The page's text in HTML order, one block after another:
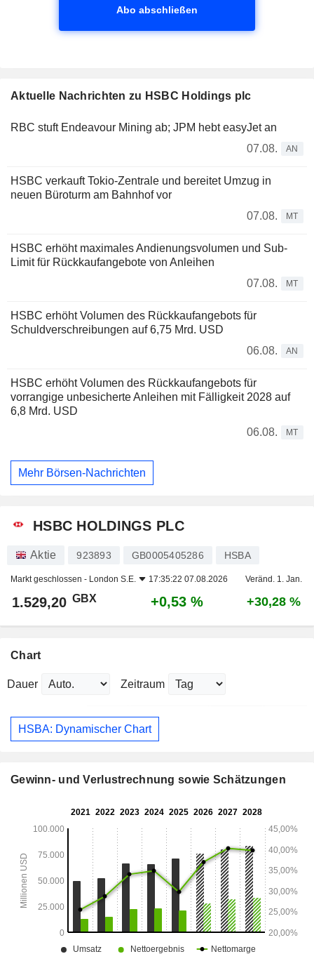
Abo abschließen
Aktuelle Nachrichten zu HSBC Holdings plc
RBC stuft Endeavour Mining ab; JPM hebt easyJet an
07.08.
AN
HSBC verkauft Tokio-Zentrale und bereitet Umzug in
neuen Büroturm am Bahnhof vor
07.08.
MT
HSBC erhöht maximales Andienungsvolumen und Sub-
Limit für Rückkaufangebote von Anleihen
07.08.
MT
HSBC erhöht Volumen des Rückkaufangebots für
Schuldverschreibungen auf 6,75 Mrd. USD
06.08.
AN
HSBC erhöht Volumen des Rückkaufangebots für
vorrangige unbesicherte Anleihen mit Fälligkeit 2028 auf
6,8 Mrd. USD
06.08.
MT
Mehr Börsen-Nachrichten
HSBC HOLDINGS PLC
Aktie 923893 GB0005405286 HSBA
Markt geschlossen - London S.E. 17:35:22 07.08.2026 Veränd. 1. Jan.
1.529,20 GBX +0,53 % +30,28 %
Chart
Dauer Zeitraum
HSBA: Dynamischer Chart
Gewinn- und Verlustrechnung sowie Schätzungen